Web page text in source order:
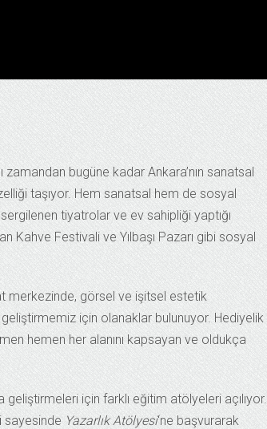
zamandan bugüne kadar Ankara’nın sanatsal
taşıyor. Hem sanatsal hem de sosyal
tiyatrolar ve ev sahipliği yaptığı
Kahve Festivali ve Yılbaşı Pazarı gibi sosyal
merkezinde, görsel ve işitsel estetik
için olanaklar bulunuyor. Hediyelik
hemen her alanını kapsayan ve oldukça
için farklı eğitim atölyeleri açılıyor.
sayesinde Yazarlık Atölyesi‘ne başvurarak